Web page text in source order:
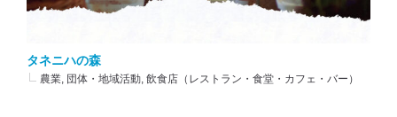
タネニハの森
農業, 団体・地域活動, 飲食店（レストラン・食堂・カフェ・バー）